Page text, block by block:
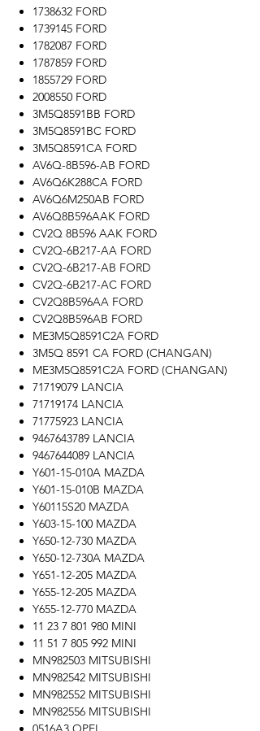
1738632 FORD
1739145 FORD
1782087 FORD
1787859 FORD
1855729 FORD
2008550 FORD
3M5Q8591BB FORD
3M5Q8591BC FORD
3M5Q8591CA FORD
AV6Q-8B596-AB FORD
AV6Q6K288CA FORD
AV6Q6M250AB FORD
AV6Q8B596AAK FORD
CV2Q 8B596 AAK FORD
CV2Q-6B217-AA FORD
CV2Q-6B217-AB FORD
CV2Q-6B217-AC FORD
CV2Q8B596AA FORD
CV2Q8B596AB FORD
ME3M5Q8591C2A FORD
3M5Q 8591 CA FORD (CHANGAN)
ME3M5Q8591C2A FORD (CHANGAN)
71719079 LANCIA
71719174 LANCIA
71775923 LANCIA
9467643789 LANCIA
9467644089 LANCIA
Y601-15-010A MAZDA
Y601-15-010B MAZDA
Y60115S20 MAZDA
Y603-15-100 MAZDA
Y650-12-730 MAZDA
Y650-12-730A MAZDA
Y651-12-205 MAZDA
Y655-12-205 MAZDA
Y655-12-770 MAZDA
11 23 7 801 980 MINI
11 51 7 805 992 MINI
MN982503 MITSUBISHI
MN982542 MITSUBISHI
MN982552 MITSUBISHI
MN982556 MITSUBISHI